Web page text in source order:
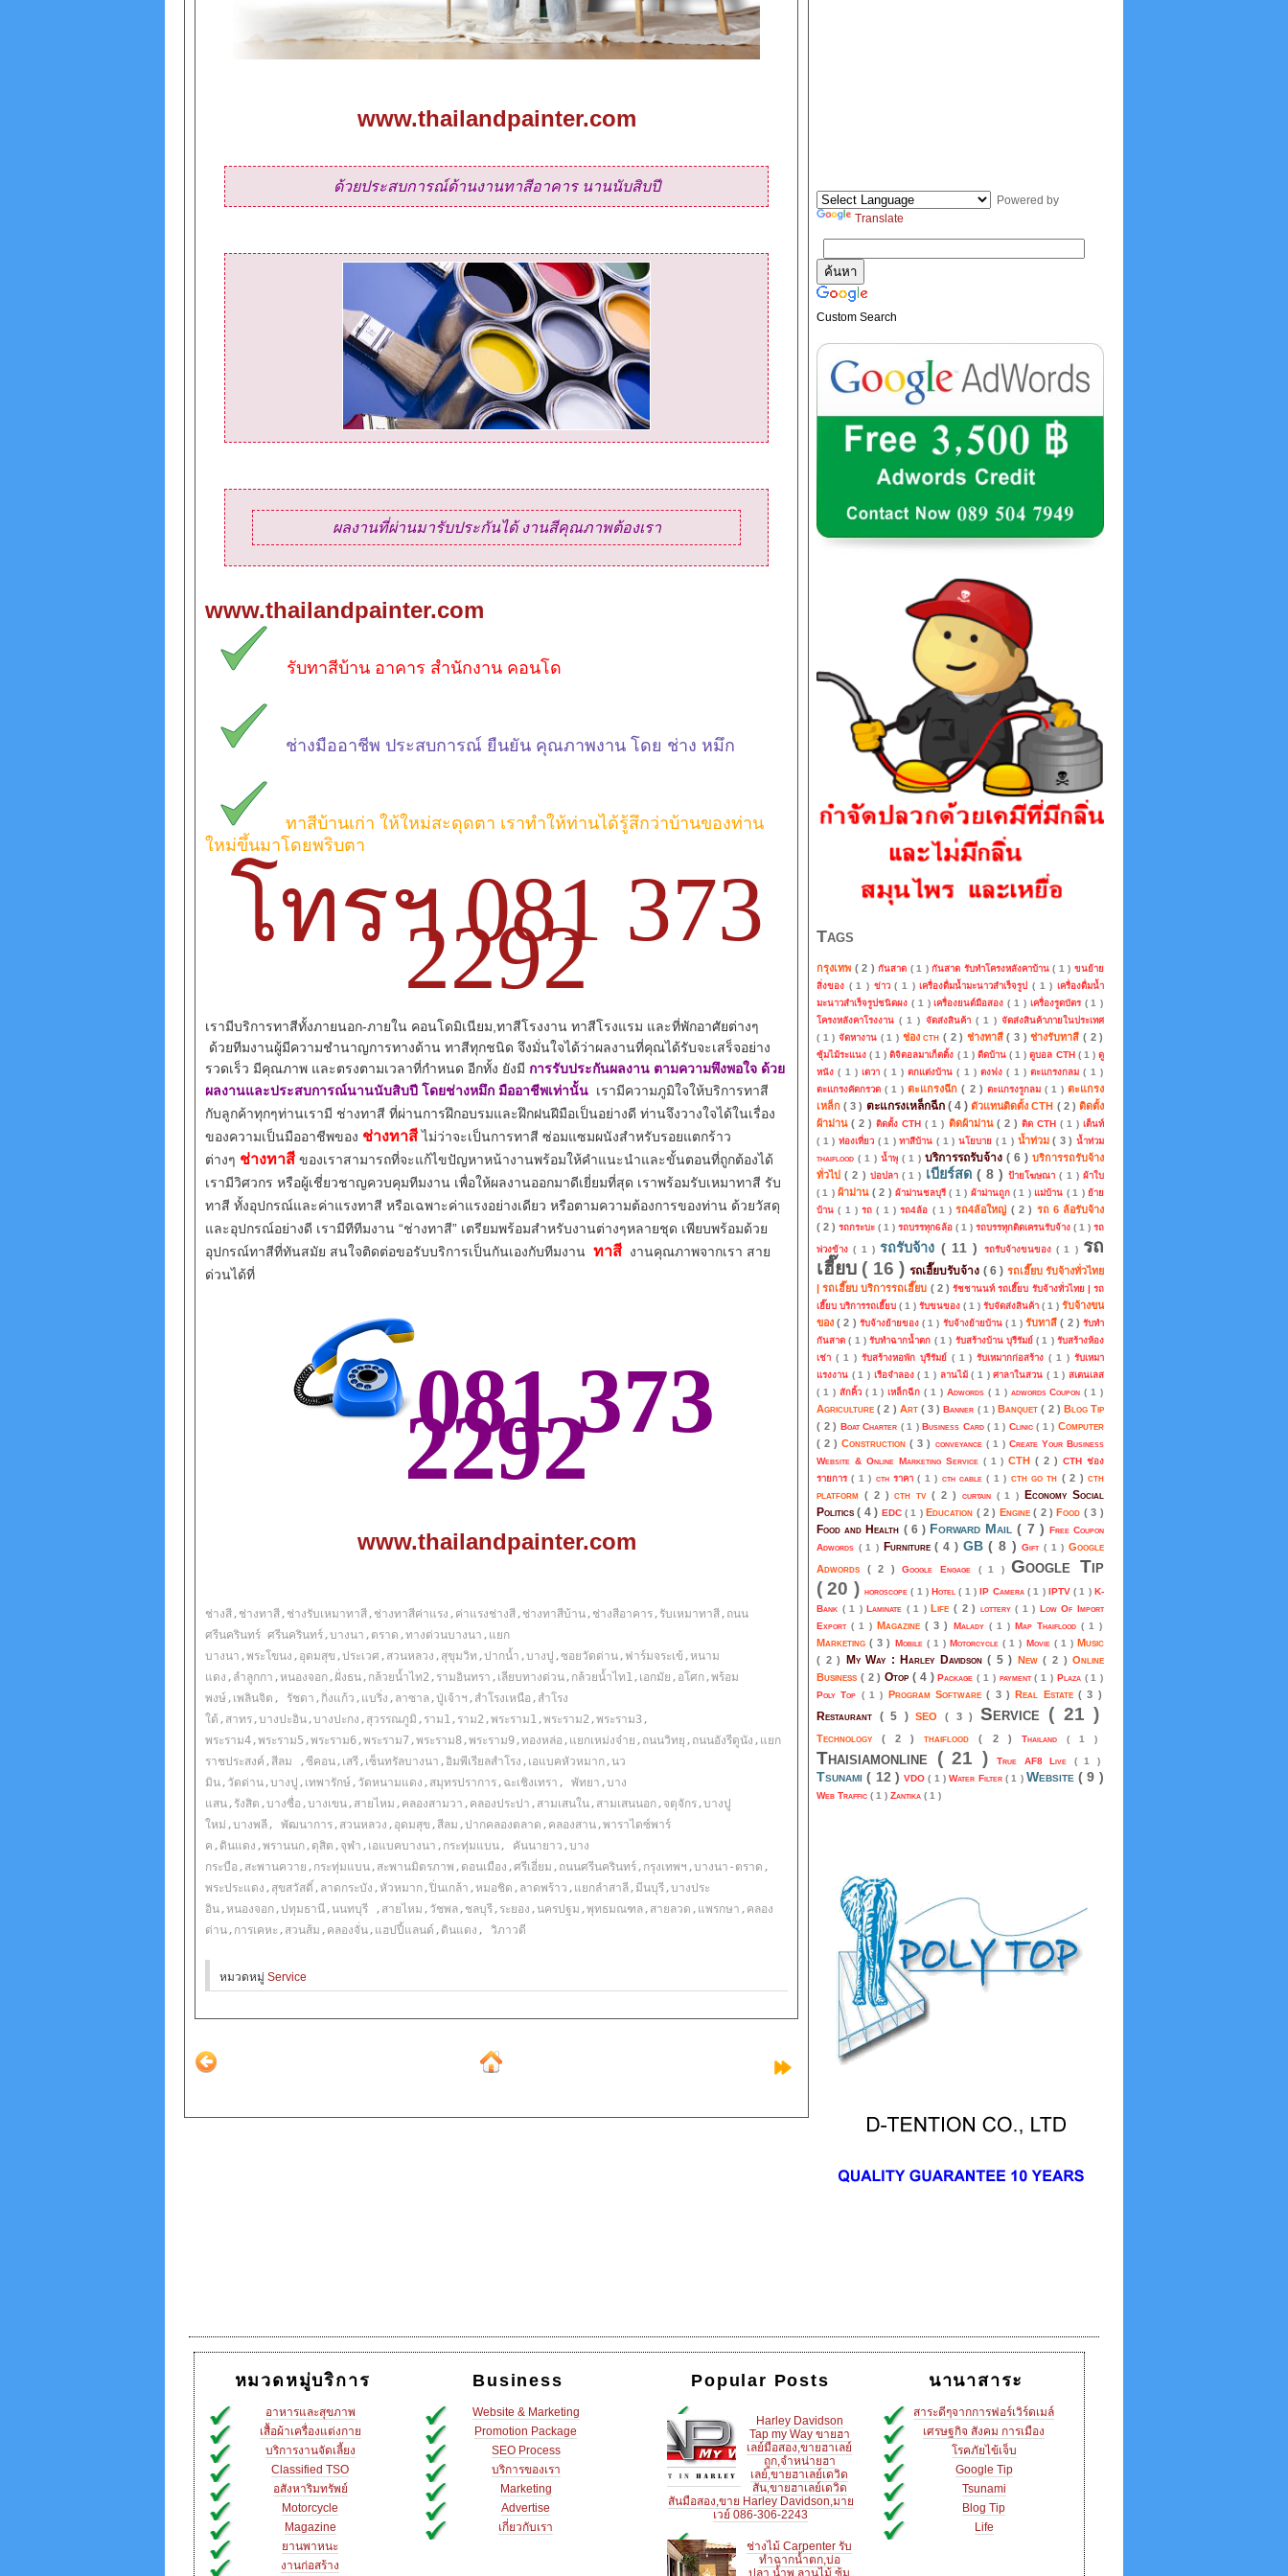
www.thailandpainter.com
ด้วยประสบการณ์ด้านงานทาสีอาคาร นานนับสิบปี
ผลงานที่ผ่านมารับประกันได้ งานสีคุณภาพต้องเรา
www.thailandpainter.com
รับทาสีบ้าน อาคาร สำนักงาน คอนโด
ช่างมืออาชีพ ประสบการณ์ ยืนยัน คุณภาพงาน โดย ช่าง หมึก
ทาสีบ้านเก่า ให้ใหม่สะดุดตา เราทำให้ท่านได้รู้สึกว่าบ้านของท่าน
ใหม่ขึ้นมาโดยพริบตา
โทรฯ 081 373
2292
เรามีบริการทาสีทั้งภายนอก-ภายใน คอนโดมิเนียม,ทาสีโรงงาน ทาสีโรงแรม และที่พักอาศัยต่างๆ
ด้วยทีมงานผู้มีความชำนาญการทางด้าน ทาสีทุกชนิด จึงมั่นใจได้ว่าผลงานที่คุณได้รับจะเสร็จอย่าง
รวดเร็ว มีคุณภาพ และตรงตามเวลาที่กำหนด อีกทั้ง ยังมี การรับประกันผลงาน ตามความพึงพอใจ ด้วย
ผลงานและประสบการณ์นานนับสิบปี โดยช่างหมึก มืออาชีพเท่านั้น เรามีความภูมิใจให้บริการทาสี
กับลูกค้าทุกๆท่านเรามี ช่างทาสี ที่ผ่านการฝึกอบรมและฝึกฝนฝีมือเป็นอย่างดี ท่านจึงวางใจได้ในเรื่อง
ของความเป็นมืออาชีพของ ช่างทาสีไม่ว่าจะเป็นการทาสี ซ่อมแซมผนังสำหรับรอยแตกร้าว
ต่างๆ ช่างทาสี ของเราสามารถที่จะแก้ไขปัญหาหน้างานพร้อมให้คำแนะนำและขั้นตอนที่ถูกต้องได้
เรามีวิศวกร หรือผู้เชี่ยวชาญควบคุมทีมงาน เพื่อให้ผลงานออกมาดีเยี่ยมที่สุด เราพร้อมรับเหมาทาสี รับ
ทาสี ทั้งอุปกรณ์และค่าแรงทาสี หรือเฉพาะค่าแรงอย่างเดียว หรือตามความต้องการของท่าน ด้วยวัสดุ
และอุปกรณ์อย่างดี เรามีทีทีมงาน “ช่างทาสี” เตรียมพร้อมสำหรับงานต่างๆหลายชุด เพียบพร้อมด้วย
อุปกรณ์ทาสีที่ทันสมัย สนใจติดต่อขอรับบริการเป็นกันเองกับทีมงาน ทาสี งานคุณภาพจากเรา สาย
ด่วนได้ที่
081 373
2292
www.thailandpainter.com
ช่างสี,ช่างทาสี,ช่างรับเหมาทาสี,ช่างทาสีค่าแรง,ค่าแรงช่างสี,ช่างทาสีบ้าน,ช่างสีอาคาร,รับเหมาทาสี,ถนน
ศรีนครินทร์ ศรีนครินทร์,บางนา,ตราด,ทางด่วนบางนา,แยก
บางนา,พระโขนง,อุดมสุข,ประเวศ,สวนหลวง,สุขุมวิท,ปากน้ำ,บางปู,ซอยวัดด่าน,ฟาร์มจระเข้,หนาม
แดง,ลำลูกกา,หนองจอก,ฝั่งธน,กล้วยน้ำไท2,รามอินทรา,เลียบทางด่วน,กล้วยน้ำไท1,เอกมัย,อโศก,พร้อม
พงษ์,เพลินจิต, รัชดา,กิ่งแก้ว,แบริ่ง,ลาซาล,ปู่เจ้าฯ,สำโรงเหนือ,สำโรง
ใต้,สาทร,บางปะอิน,บางปะกง,สุวรรณภูมิ,ราม1,ราม2,พระราม1,พระราม2,พระราม3,
พระราม4,พระราม5,พระราม6,พระราม7,พระราม8,พระราม9,ทองหล่อ,แยกเหม่งจ๋าย,ถนนวิทยุ,ถนนอังรีดูนัง,แยก
ราชประสงค์,สีลม ,ซีคอน,เสรี,เซ็นทรัลบางนา,อิมพีเรียลสำโรง,เอแบคหัวหมาก,นว
มิน,วัดด่าน,บางปู,เทพารักษ์,วัดหนามแดง,สมุทรปราการ,ฉะเชิงเทรา, พัทยา,บาง
แสน,รังสิต,บางซื่อ,บางเขน,สายไหม,คลองสามวา,คลองประปา,สามเสนใน,สามเสนนอก,จตุจักร,บางปู
ใหม่,บางพลี, พัฒนาการ,สวนหลวง,อุดมสุข,สีลม,ปากคลองตลาด,คลองสาน,พาราไดซ์พาร์
ค,ดินแดง,พรานนก,ดุสิต,จุฬา,เอแบคบางนา,กระทุ่มแบน, คันนายาว,บาง
กระบือ,สะพานควาย,กระทุ่มแบน,สะพานมิตรภาพ,ดอนเมือง,ศรีเอี่ยม,ถนนศรีนครินทร์,กรุงเทพฯ,บางนา-ตราด,
พระประแดง,สุขสวัสดิ์,ลาดกระบัง,หัวหมาก,ปิ่นเกล้า,หมอชิด,ลาดพร้าว,แยกลำสาลี,มีนบุรี,บางประ
อิน,หนองจอก,ปทุมธานี,นนทบุรี ,สายไหม,วัชพล,ชลบุรี,ระยอง,นครปฐม,พุทธมณฑล,สายลวด,แพรกษา,คลอง
ด่าน,การเคหะ,สวนส้ม,คลองจั่น,แฮปปี้แลนด์,ดินแดง, วิภาวดี
หมวดหมู่ Service
Powered by
Translate
Custom Search
Tags
กรุงเทพ ( 2 )กันสาด ( 1 )กันสาด รับทำโครงหลังคาบ้าน( 1 )ขนย้าย
สิ่งของ ( 1 ) ข่าว( 1 )เครื่องดื่มน้ำมะนาวสำเร็จรูป( 1 )เครื่องดื่มน้ำ
มะนาวสำเร็จรูปชนิดผง ( 1 )เครื่องยนต์มือสอง( 1 ) เครื่องรูดบัตร ( 1 )
โครงหลังคาโรงงาน( 1 ) จัดส่งสินค้า ( 1 ) จัดส่งสินค้าภายในประเทศ
( 1 ) จัดหางาน ( 1 ) ช่อง cth ( 2 ) ช่างทาสี( 3 )ช่างรับทาสี( 2 )
ซุ้มไม้ระแนง( 1 )ดิจิตอลมาเก็ตติ้ง ( 1 ) ดีดบ้าน( 1 )ดูบอล CTH ( 1 )ดู
หนัง( 1 ) เดวา( 1 ) ตกแต่งบ้าน( 1 ) ตงฟง( 1 ) ตะแกรงกลม( 1 )
ตะแกรงคัดกรวด( 1 )ตะแกรงฉีก( 2 ) ตะแกรงรูกลม ( 1 )ตะแกรง
เหล็ก( 3 ) ตะแกรงเหล็กฉีก ( 4 )ตัวแทนติดตั้ง CTH ( 2 )ติดตั้ง
ผ้าม่าน( 2 )ติดตั้ง CTH( 1 ) ติดผ้าม่าน ( 2 ) ติด CTH ( 1 )เต็นท์
( 1 ) ท่องเที่ยว ( 1 )ทาสีบ้าน( 1 ) นโยบาย ( 1 ) น้ำท่วม( 3 )น้ำท่วม
thaiflood ( 1 ) น้ำพุ ( 1 ) บริการรถรับจ้าง ( 6 ) บริการรถรับจ้าง
ทั่วไป( 2 ) บ่อปลา ( 1 ) เบียร์สด ( 8 )ป้ายโฆษณา( 1 ) ผ้าใบ
( 1 )ผ้าม่าน ( 2 ) ผ้าม่านชลบุรี( 1 ) ผ้าม่านถูก( 1 ) แม่บ้าน ( 1 )ย้าย
บ้าน( 1 )รถ( 1 )รถ4ล้อ ( 1 )รถ4ล้อใหญ่ ( 2 ) รถ 6 ล้อรับจ้าง
( 2 ) รถกระบะ ( 1 ) รถบรรทุก6ล้อ ( 1 ) รถบรรทุกติดเครนรับจ้าง ( 1 ) รถ
พ่วงข้าง( 1 )รถรับจ้าง ( 11 ) รถรับจ้างขนของ( 1 ) รถ
เฮี๊ยบ ( 16 )รถเฮี๊ยบรับจ้าง ( 6 ) รถเฮี๊ยบ รับจ้างทั่วไทย
| รถเฮี๊ยบ บริการรถเฮี๊ยบ ( 2 )รัชชานนท์ รถเฮี๊ยบ รับจ้างทั่วไทย | รถ
เฮี๊ยบ บริการรถเฮี๊ยบ ( 1 ) รับขนของ ( 1 ) รับจัดส่งสินค้า ( 1 ) รับจ้างขน
ของ( 2 ) รับจ้างย้ายของ ( 1 ) รับจ้างย้ายบ้าน ( 1 )รับทาสี( 2 ) รับทำ
กันสาด( 1 )รับทำฉากน้ำตก ( 1 ) รับสร้างบ้าน บุรีรัมย์( 1 )รับสร้างห้อง
เช่า ( 1 ) รับสร้างหอพัก บุรีรัมย์ ( 1 )รับเหมากก่อสร้าง( 1 )รับเหมา
แรงงาน ( 1 ) เรือจำลอง( 1 ) ลานไม้( 1 )ศาลาในสวน ( 1 ) สเตนเลส
( 1 ) สักคิ้ว ( 1 )เหล็กฉีก( 1 ) Adwords ( 1 ) adwords Coupon( 1 )
Agriculture( 2 ) Art ( 3 )Banner ( 1 ) Banquet( 2 ) Blog Tip
( 2 ) Boat Charter ( 1 )Business Card( 1 ) Clinic( 1 )Computer
( 2 )Construction( 3 ) conveyance ( 1 ) Create Your Business
Website & Online Marketing Service ( 1 )CTH( 2 )CTH ช่อง
รายการ( 1 ) cth ราคา( 1 ) cth cable( 1 ) cth go th ( 2 )cth
platform ( 2 )cth tv( 2 ) curtain ( 1 ) Economy Social
Politics( 4 ) EDC( 1 ) Education ( 2 ) Engine( 2 )Food ( 3 )
Food and Health ( 6 ) Forward Mail( 7 ) Free Coupon
Adwords ( 1 ) Furniture( 4 ) GB( 8 )Gift ( 1 ) Google
Adwords ( 2 )Google Engage ( 1 )Google Tip
( 20 ) horoscope( 1 )Hotel( 1 )IP Camera ( 1 ) IPTV( 1 )K-
Bank ( 1 )Laminate ( 1 ) Life( 2 ) lottery( 1 ) Low Of Import
Export( 1 ) Magazine( 3 ) Malady ( 1 ) Map Thaiflood ( 1 )
Marketing( 3 ) Mobile ( 1 ) Motorcycle( 1 ) Movie ( 1 ) Music
( 2 ) My Way : Harley Davidson( 5 ) New( 2 )Online
Business ( 2 )Otop( 4 )Package( 1 ) payment( 1 ) Plaza ( 1 )
Poly Top ( 1 ) Program Software( 3 )Real Estate( 3 )
Restaurant ( 5 )SEO ( 3 ) Service ( 21 )
Technology( 2 )thaiflood( 2 ) Thailand ( 1 )
Thaisiamonline ( 21 ) True AF8 Live ( 1 )
Tsunami( 12 )VDO( 1 )Water Filter ( 1 ) Website( 9 )
Web Traffic ( 1 ) Zantika ( 1 )
หมวดหมู่บริการ
อาหารและสุขภาพ
เสื้อผ้าเครื่องแต่งกาย
บริการงานจัดเลี้ยง
Classified TSO
อสังหาริมทรัพย์
Motorcycle
Magazine
ยานพาหนะ
งานก่อสร้าง
Business
Website & Marketing
Promotion Package
SEO Process
บริการของเรา
Marketing
Advertise
เกี่ยวกับเรา
นานาสาระ
สาระดีๆจากการฟอร์เวิร์ดเมล์
เศรษฐกิจ สังคม การเมือง
โรคภัยไข้เจ็บ
Google Tip
Tsunami
Blog Tip
Life
Popular Posts
Harley Davidson
Tap my Way ขายฮา
เลย์มือสอง,ขายฮาเลย์
ถูก,จำหน่ายฮา
เลย์,ขายฮาเลย์เดวิด
สัน,ขายฮาเลย์เดวิด
สันมือสอง,ขาย Harley Davidson,มาย
เวย์ 086-306-2243
ช่างไม้ Carpenter รับ
ทำฉากน้ำตก,บ่อ
ปลา,น้ำพุ,ลานไม้,ซุ้ม